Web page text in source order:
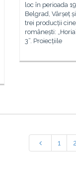
loc în perioada
Belgrad, Vârșeț
trei producții
românești:
3”. Proiecțiile
1 2